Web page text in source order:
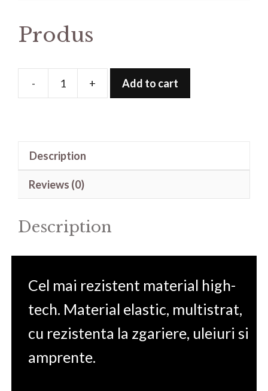
Produs
-
Produs
+ Add to cart
Description
Reviews (0)
Description
Cel mai rezistent material high-
tech. Material elastic, multistrat,
cu rezistenta la zgariere, uleiuri si
amprente.